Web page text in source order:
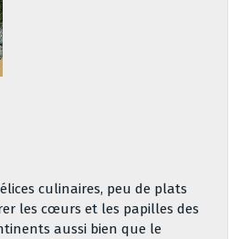
culinaires, peu de plats
les cœurs et les papilles des
aussi bien que le